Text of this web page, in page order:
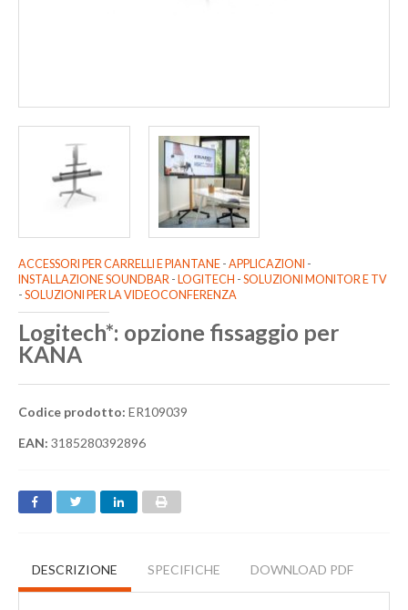
ACCESSORI PER CARRELLI E PIANTANE - APPLICAZIONI -
INSTALLAZIONE SOUNDBAR - LOGITECH - SOLUZIONI MONITOR E TV
- SOLUZIONI PER LA VIDEOCONFERENZA
Logitech*: opzione fissaggio per
KANA
Codice prodotto: ER109039
EAN: 3185280392896
DESCRIZIONE SPECIFICHE DOWNLOAD PDF